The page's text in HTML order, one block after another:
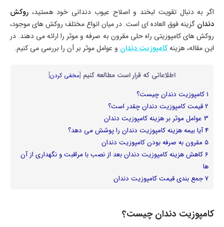
اگر به دنبال تقویت لبخند و اصلاح عیوب دندانی خود هستید، روکش
دندان گزینه فوق العاده ای است. در میان انواع مختلف روکش های موجود،
روکش های کامپوزیتی راه حلی مقرون به صرفه و موثر را ارائه می دهند. در
این مقاله، هزینهکامپوزیت دندان و عوامل موثر بر آن‌ را بررسی می‌ کنیم.
اطلاعاتی که قرار است مطالعه کنیم [مخفی کردن]
1کامپوزیت دندان چیست؟
2قیمت کامپوزیت دندان چقدر است؟
3 عوامل موثر بر هزینه کامپوزیت دندان
4آیا بیمه هزینه کامپوزیت دندان را پوشش می دهد؟
5 مقرون به صرفه بودن کامپوزیت دندان
6کاهش هزینه کامپوزیت دندان بعد از نصب با مراقبت و نگهداری از آن
ها
7جمع بندی قیمت کامپوزیت دندان
کامپوزیت دندان چیست؟